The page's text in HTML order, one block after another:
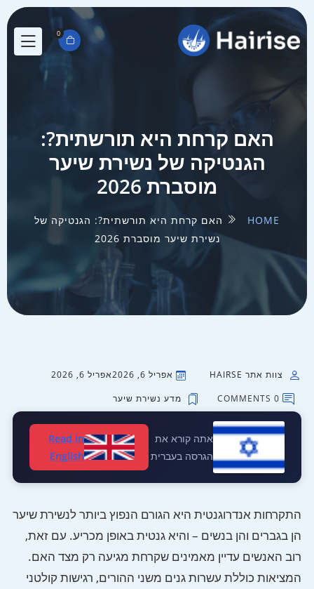
0
האם קרחת היא תורשתית?:
הגנטיקה של נשירת שיער
מוסברת 2026
HOME
האם קרחת היא תורשתית?: הגנטיקה של
נשירת שיער מוסברת 2026
צוות אתר HAIRSE אפריל 6, 2026
אפריל 6, 2026
0 COMMENTS
מדע נשירת שיער
אתה קורא את
הגרסה בעברית
Read in
English
התקרחות אנדרוגנטית היא הגורם הנפוץ ביותר לנשירת שיער
הן בגברים והן בנשים – והיא גנטית באופן מכריע. עם זאת,
רוב האנשים עדיין מאמינים שקרחת מגיעה רק מצד האם.
המציאות כוללת עשרות גנים משני ההורים, רגישות קולטני